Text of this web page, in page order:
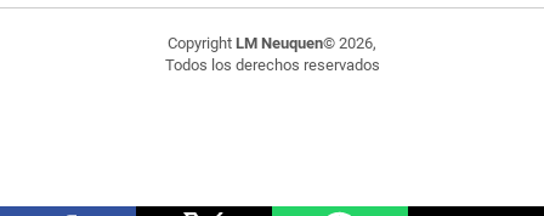
Copyright LM Neuquen© 2026,
Todos los derechos reservados